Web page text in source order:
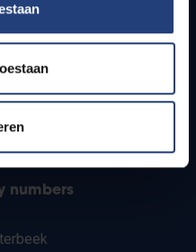
schools
numbers